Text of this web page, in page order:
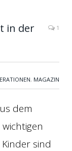
in der
1
, MAGAZIN
dem
sind